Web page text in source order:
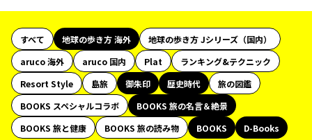
すべて 地球の歩き方 海外
地球の歩き方 Jシリーズ（国内）
aruco 海外
aruco 国内 Plat
ランキング&テクニック
Resort Style
島旅 御朱印 歴史時代
旅の図鑑
BOOKS スペシャルコラボ
BOOKS 旅の名言＆絶景
BOOKS 旅と健康
BOOKS 旅の読み物 BOOKS
D-Books